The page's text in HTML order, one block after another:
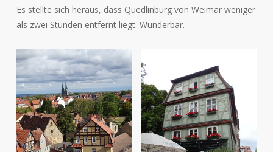
Es stellte sich heraus, dass Quedlinburg von Weimar weniger
als zwei Stunden entfernt liegt. Wunderbar.